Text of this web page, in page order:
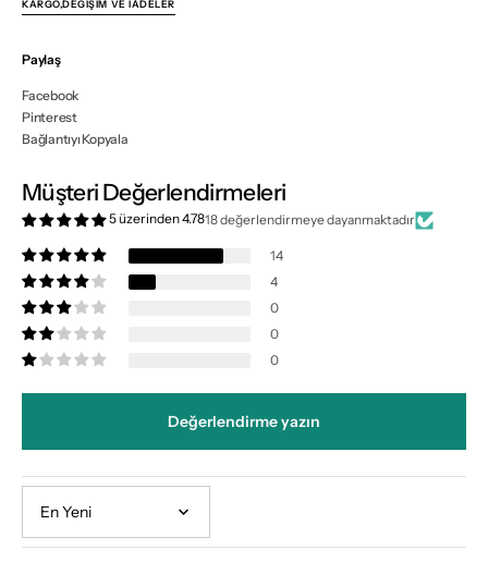
KARGO,DEĞIŞIM VE İADELER
Paylaş
Facebook
Pinterest
Bağlantıyı Kopyala
Müşteri Değerlendirmeleri
5 üzerinden 4.7818 değerlendirmeye dayanmaktadır
14
4
0
0
0
Değerlendirme yazın
Sort by